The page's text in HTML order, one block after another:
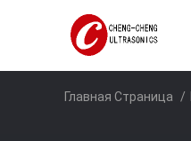
Главная Страница /